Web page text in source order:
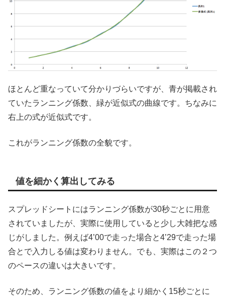
ほとんど重なっていて分かりづらいですが、青が掲載され
ていたランニング係数、緑が近似式の曲線です。ちなみに
右上の式が近似式です。
これがランニング係数の全貌です。
値を細かく算出してみる
スプレッドシートにはランニング係数が30秒ごとに用意
されていましたが、実際に使用していると少し大雑把な感
じがしました。例えば4’00で走った場合と4’29で走った場
合とで入力しる値は変わりません。でも、実際はこの２つ
のペースの違いは大きいです。
そのため、ランニング係数の値をより細かく15秒ごとに